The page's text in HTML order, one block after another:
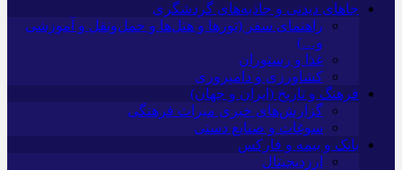
جاهای دیدنی و جاذبه‌های گردشگری
راهنمای سفر (تورها و هتل‌ها و حمل‌و‌نقل و آموزشی
و…)
غذا و رستوران
کشاورزی و دامپروری
فرهنگ و تاریخ (ایران و جهان)
گزارش‌های خبری میراث فرهنگی
سوغات و صنایع دستی
بانک و بیمه و فارکس
ارزدیجیتال